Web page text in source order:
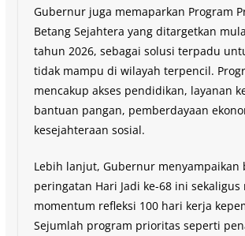
Gubernur juga memaparkan Program
Betang Sejahtera yang ditargetkan
tahun 2026, sebagai solusi terpadu
tidak mampu di wilayah terpencil.
mencakup akses pendidikan, layanan
bantuan pangan, pemberdayaan
kesejahteraan sosial.
Lebih lanjut, Gubernur menyampaikan
peringatan Hari Jadi ke-68 ini sekaligus
momentum refleksi 100 hari kerja
Sejumlah program prioritas seperti